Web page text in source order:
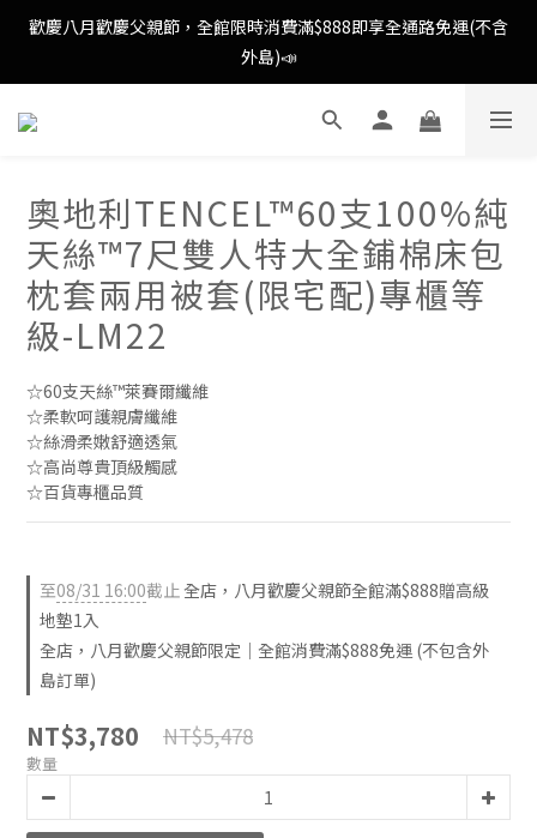
歡慶八月歡慶父親節，全館限時消費滿$888即享全通路免運(不含
外島)📣
歡慶八月歡慶父親節，全館限時消費滿$888即享全通路免運(不含
外島)📣
歡慶八月歡慶父親節，新加入會員即可得購物金$88📣
消費滿額即可成為VIP📣
歡慶八月歡慶父親節，全館限時消費滿$888即享全通路免運(不含
外島)📣
奧地利TENCEL™60支100%純
天絲™7尺雙人特大全鋪棉床包
枕套兩用被套(限宅配)專櫃等
級-LM22
☆60支天絲™萊賽爾纖維
☆柔軟呵護親膚纖維
☆絲滑柔嫩舒適透氣
☆高尚尊貴頂級觸感
☆百貨專櫃品質
至08/31 16:00截止 全店，八月歡慶父親節全館滿$888贈高級
地墊1入
全店，八月歡慶父親節限定｜全館消費滿$888免運 (不包含外
島訂單)
NT$3,780 NT$5,478
數量